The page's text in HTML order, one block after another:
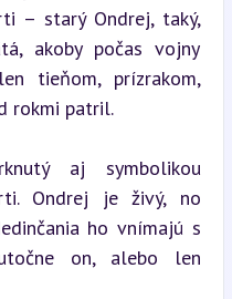
– starý Ondrej, taký,
akoby počas vojny
tieňom, prízrakom,
rokmi patril.
aj symbolikou
Ondrej je živý, no
ho vnímajú s
on, alebo len